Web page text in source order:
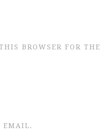
BROWSER FOR THE
EMAIL.